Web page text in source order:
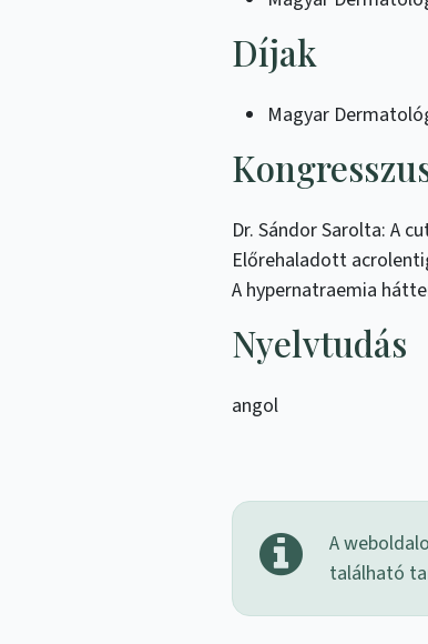
Díjak
Magyar
Dr. Sándor Sarolta: A
Előrehaladott
A hypernatraemia
Nyelvtudás
angol
A
található